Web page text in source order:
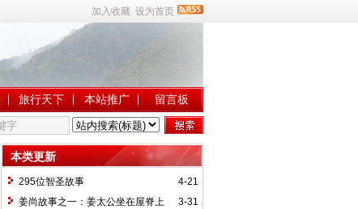
加入收藏 设为首页
旅行天下 本站推广 留言板
本类更新
4-21
295位智圣故事
3-31
姜尚故事之一：姜太公坐在屋脊上